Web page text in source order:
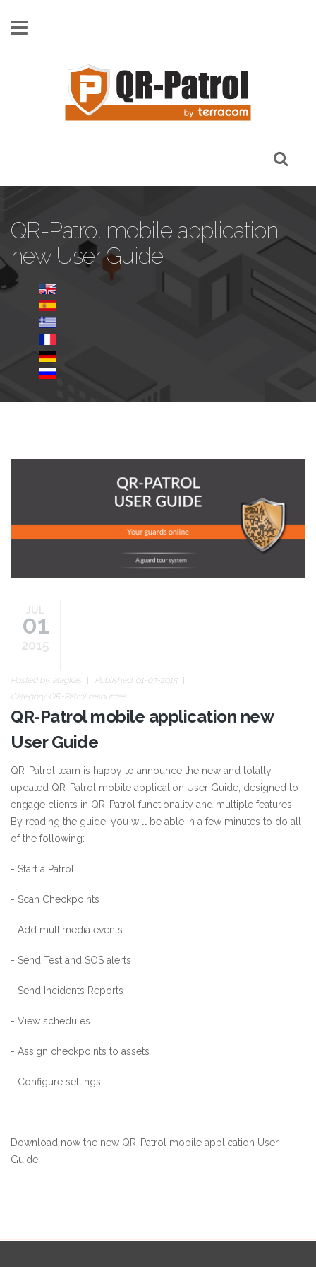
QR-Patrol mobile application
new User Guide
blog-image-14.jpg
JUL
01
2015
Posted by: atagkas
Published: 01-07-2015
Category: QR-Patrol resources
QR-Patrol mobile application new
User Guide
QR-Patrol team is happy to announce the new and totally
updated QR-Patrol mobile application User Guide, designed to
engage clients in QR-Patrol functionality and multiple features.
By reading the guide, you will be able in a few minutes to do all
of the following:
- Start a Patrol
- Scan Checkpoints
- Add multimedia events
- Send Test and SOS alerts
- Send Incidents Reports
- View schedules
- Assign checkpoints to assets
- Configure settings
Download now the new QR-Patrol mobile application User
Guide!